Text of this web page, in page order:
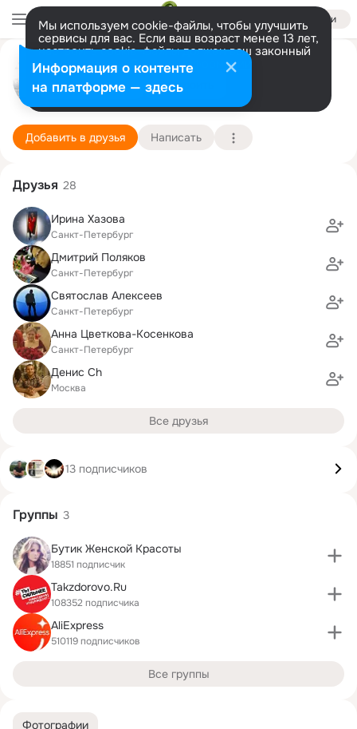
Войти
Мы используем cookie-файлы, чтобы улучшить
сервисы для вас. Если ваш возраст менее 13 лет,
настроить cookie-файлы должен ваш законный
представитель. Больше информации
Разрешить все Настроить
Андрей Толокнов
Санкт-Петербург
392 школа
Подробнее
Добавить в друзья Написать
Фотографии
Друзья 28
Ирина Хазова
Санкт-Петербург
Дмитрий Поляков
Санкт-Петербург
Святослав Алексеев
Санкт-Петербург
Анна Цветкова-Косенкова
Санкт-Петербург
Денис Ch
Москва
Все друзья
13 подписчиков
Группы 3
Бутик Женской Красоты
18851 подписчик
Takzdorovo.Ru
108352 подписчика
AliExpress
510119 подписчиков
Все группы
Информация о контенте
на платформе — здесь